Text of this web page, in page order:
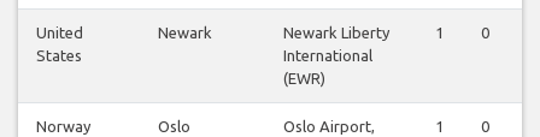
United
States
Newark
Newark Liberty
International
(EWR)
1 0
Norway Oslo
Oslo Airport,
1 0